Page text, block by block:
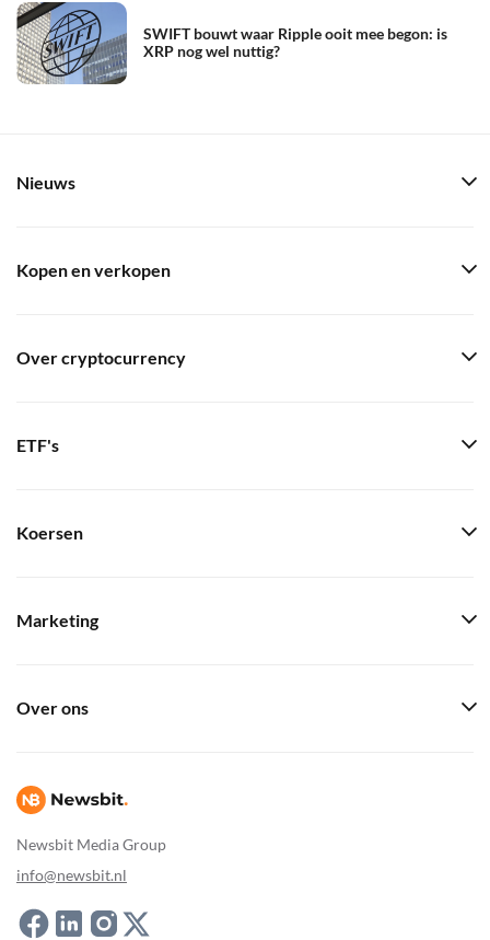
SWIFT bouwt waar Ripple ooit mee begon: is
XRP nog wel nuttig?
Newsbit Media Group
info@newsbit.nl
Nieuws
Kopen en verkopen
Over cryptocurrency
ETF's
Koersen
Marketing
Over ons